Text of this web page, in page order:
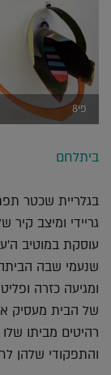
פי8
ביתלחם
גריידי ומיצב
עוסקת במוטיב
שנעמי שבה
ומגיעה כזרה
של הבית מעסיק
רהיטים מביתו
והתפקודי שלהן